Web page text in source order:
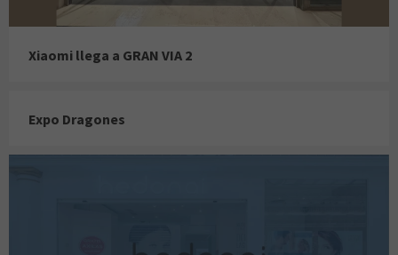
Xiaomi llega a GRAN VIA 2
Expo Dragones